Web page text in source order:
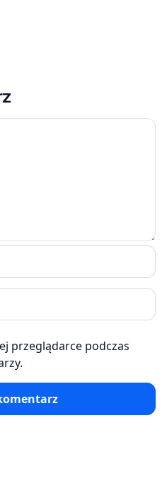
przeglądarce podczas